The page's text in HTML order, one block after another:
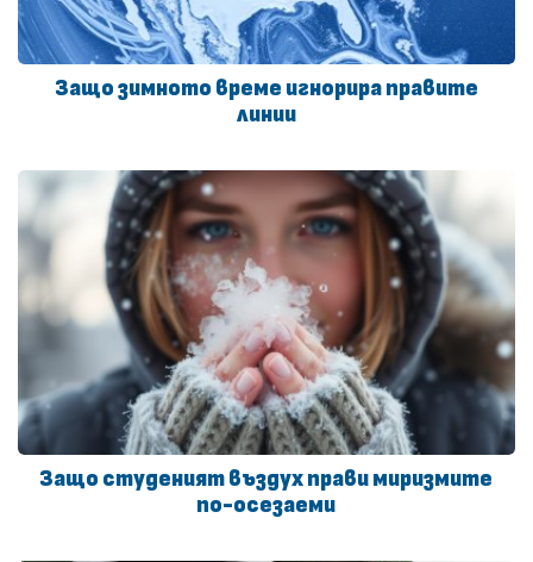
Защо зимното време игнорира правите
линии
Защо студеният въздух прави миризмите
по-осезаеми